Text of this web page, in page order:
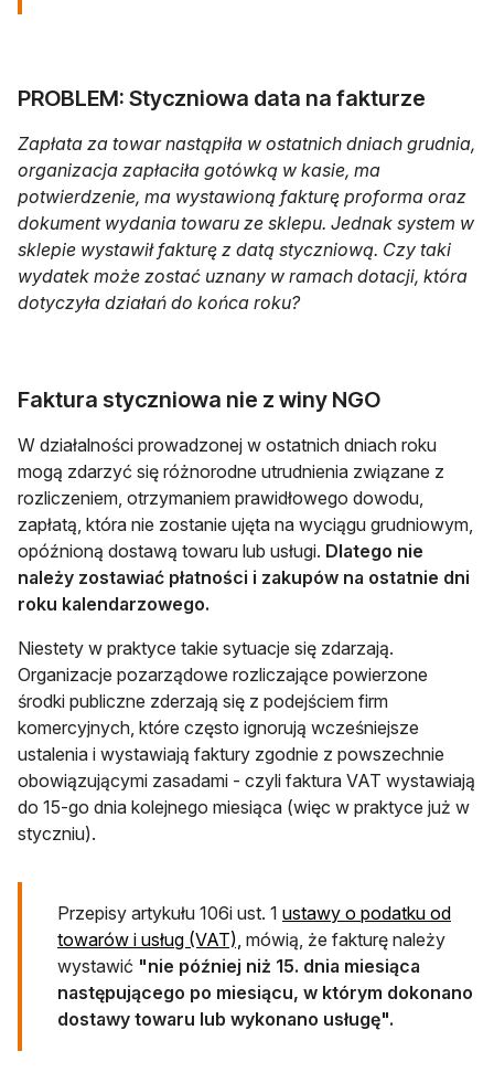
PROBLEM: Styczniowa data na fakturze
Zapłata za towar nastąpiła w ostatnich dniach grudnia,
organizacja zapłaciła gotówką w kasie, ma
potwierdzenie, ma wystawioną fakturę proforma oraz
dokument wydania towaru ze sklepu. Jednak system w
sklepie wystawił fakturę z datą styczniową. Czy taki
wydatek może zostać uznany w ramach dotacji, która
dotyczyła działań do końca roku?
Faktura styczniowa nie z winy NGO
W działalności prowadzonej w ostatnich dniach roku
mogą zdarzyć się różnorodne utrudnienia związane z
rozliczeniem, otrzymaniem prawidłowego dowodu,
zapłatą, która nie zostanie ujęta na wyciągu grudniowym,
opóźnioną dostawą towaru lub usługi. Dlatego nie
należy zostawiać płatności i zakupów na ostatnie dni
roku kalendarzowego.
Niestety w praktyce takie sytuacje się zdarzają.
Organizacje pozarządowe rozliczające powierzone
środki publiczne zderzają się z podejściem firm
komercyjnych, które często ignorują wcześniejsze
ustalenia i wystawiają faktury zgodnie z powszechnie
obowiązującymi zasadami - czyli faktura VAT wystawiają
do 15-go dnia kolejnego miesiąca (więc w praktyce już w
styczniu).
Przepisy artykułu 106i ust. 1 ustawy o podatku od
towarów i usług (VAT), otwiera się w nowej karcie
mówią, że fakturę należy
wystawić "nie później niż 15. dnia miesiąca
następującego po miesiącu, w którym dokonano
dostawy towaru lub wykonano usługę".